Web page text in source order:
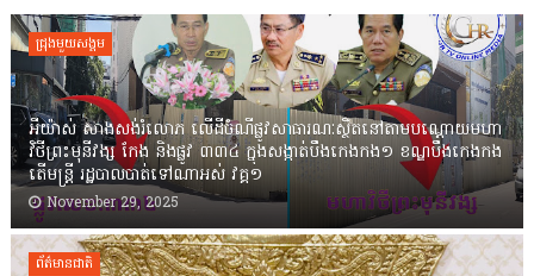
ជ្រុងមួយសង្គម
អីយ៉ាស់ សាងសង់រំលោភ លើដីចំណីផ្លូវសាធារណៈស្ថិតនៅតាមបណ្ដោយមហា
វិថីព្រះមុនីវង្ស កែង និងផ្លូវ ៣៣៤ ក្នុងសង្កាត់បឹងកេងកង១ ខណ្ឌបឹងកេងកង
តើមន្ត្រី រដ្ឋបាលបាត់ទៅណាអស់ វគ្គ១
November 29, 2025
ព័ត៌មានជាតិ